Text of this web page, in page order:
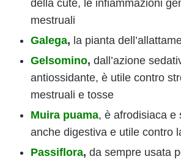
della cute, le infiammazioni
mestruali
Galega, la pianta
Gelsomino, dall’azione
antiossidante, è utile contro
mestruali e tosse
Muira puama, è afrodisiaca e
anche digestiva e utile contro
Passiflora, da sempre usata